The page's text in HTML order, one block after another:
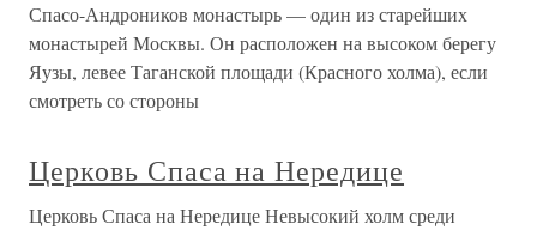
Спасо-Андроников монастырь — один из старейших
монастырей Москвы. Он расположен на высоком берегу
Яузы, левее Таганской площади (Красного холма), если
смотреть со стороны
Церковь Спаса на Нередице
Церковь Спаса на Нередице Невысокий холм среди